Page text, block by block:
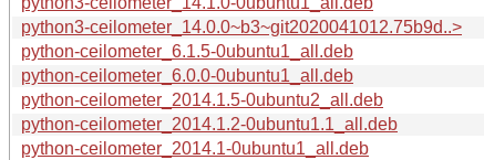
python3-ceilometer_14.0.0~b3~git2020041012.75b9d..>
python-ceilometer_6.1.5-0ubuntu1_all.deb
python-ceilometer_6.0.0-0ubuntu1_all.deb
python-ceilometer_2014.1.5-0ubuntu2_all.deb
python-ceilometer_2014.1.2-0ubuntu1.1_all.deb
python-ceilometer_2014.1-0ubuntu1_all.deb